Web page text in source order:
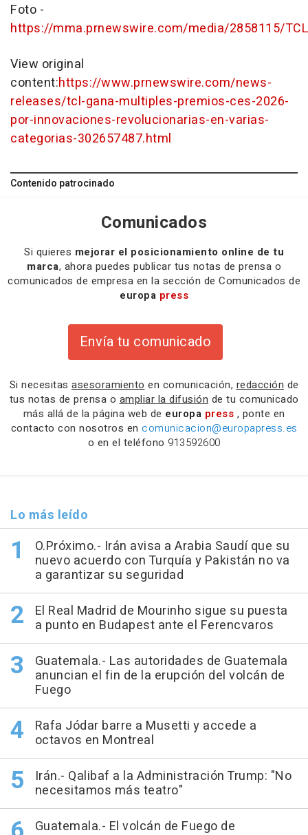
Foto -
https://mma.prnewswire.com/media/2858115/
View original
content:https://www.prnewswire.com/news-
releases/tcl-gana-multiples-premios-ces-2026-
por-innovaciones-revolucionarias-en-varias-
categorias-302657487.html
Contenido patrocinado
Comunicados
Si quieres mejorar el posicionamiento online de tu
marca, ahora puedes publicar tus notas de prensa o
comunicados de empresa en la sección de Comunicados de
europa press
Envía tu comunicado
Si necesitas asesoramiento en comunicación, redacción de
tus notas de prensa o ampliar la difusión de tu comunicado
más allá de la página web de europa press , ponte en
contacto con nosotros en comunicacion@europapress.es
o en el teléfono 913592600
Lo más leído
O.Próximo.- Irán avisa a Arabia Saudí que su
nuevo acuerdo con Turquía y Pakistán no va
a garantizar su seguridad
El Real Madrid de Mourinho sigue su puesta
a punto en Budapest ante el Ferencvaros
Guatemala.- Las autoridades de Guatemala
anuncian el fin de la erupción del volcán de
Fuego
Rafa Jódar barre a Musetti y accede a
octavos en Montreal
Irán.- Qalibaf a la Administración Trump: "No
necesitamos más teatro"
Guatemala.- El volcán de Fuego de